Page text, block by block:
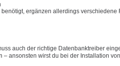
ergänzen allerdings verschiedene
auch der richtige Datenbanktreiber
ansonsten wirst du bei der Installation